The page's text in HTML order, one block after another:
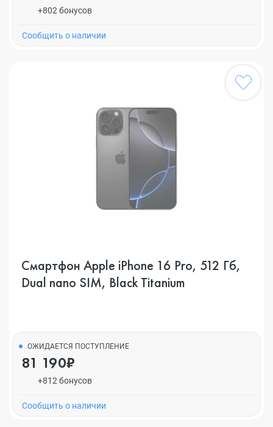
+802 бонусов
Cообщить о наличии
Смартфон Apple iPhone 16 Pro, 512 Гб,
Dual nano SIM, Black Titanium
ОЖИДАЕТСЯ ПОСТУПЛЕНИЕ
81 190₽
+812 бонусов
Cообщить о наличии